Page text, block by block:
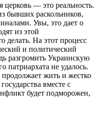
— это реальность.
бывших раскольников,
Увы, это дает о
из этой
делать. На этот процесс
и политический
разгромить Украинскую
патриархата не удалось.
жить и жестко
вместе с
будет подморожен,